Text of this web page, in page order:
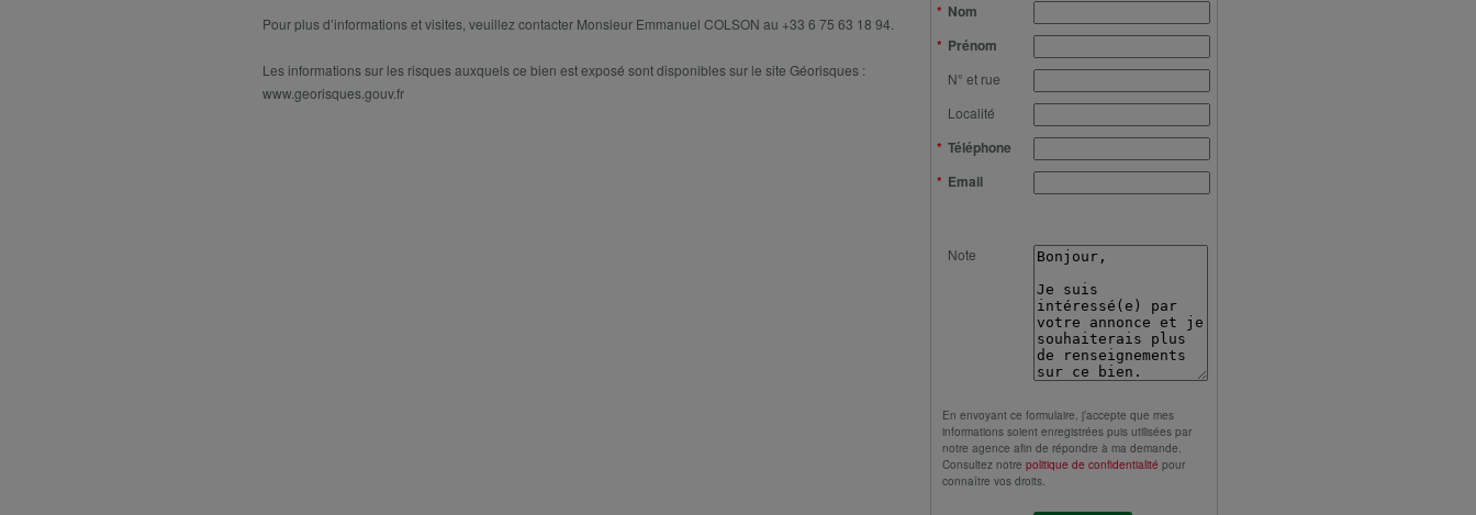
Pour plus d’informations et visites, veuillez contacter Monsieur Emmanuel COLSON au +33 6 75 63 18 94.
Les informations sur les risques auxquels ce bien est exposé sont disponibles sur le site Géorisques :
www.georisques.gouv.fr
Nom
Prénom
N° et rue
Localité
Téléphone
Email
Note
En envoyant ce formulaire, j’accepte que mes
informations soient enregistrées puis utilisées par
notre agence afin de répondre à ma demande.
Consultez notre politique de confidentialité pour
connaître vos droits.